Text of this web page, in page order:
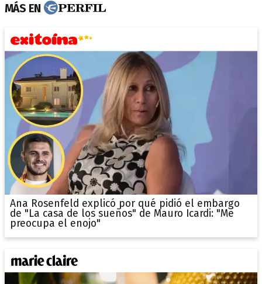
MÁS EN
Ana Rosenfeld explicó por qué pidió el embargo
de "La casa de los sueños" de Mauro Icardi: "Me
preocupa el enojo"